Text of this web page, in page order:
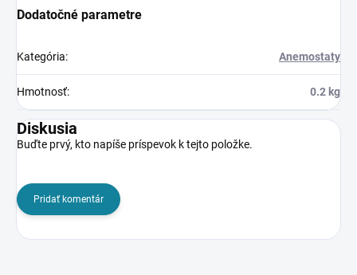
Dodatočné parametre
Kategória: Anemostaty
Hmotnosť: 0.2 kg
Diskusia
Buďte prvý, kto napíše príspevok k tejto položke.
Pridať komentár